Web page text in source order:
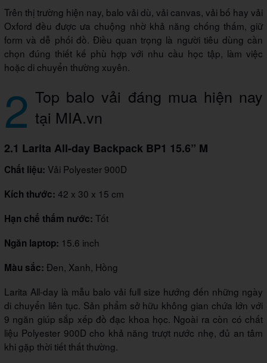
Trên thị trường hiện nay, balo vải dù, vải canvas, vải bố hay vải
Oxford đều được ưa chuộng nhờ khả năng chống thấm, giữ
form và dễ phối đồ. Điều quan trọng là người tiêu dùng cần
chọn đúng thiết kế phù hợp với nhu cầu học tập, làm việc
hoặc di chuyển thường xuyên.
2 Top balo vải đáng mua hiện nay
tại MIA.vn
2.1 Larita All-day Backpack BP1 15.6” M
Chất liệu: Vải Polyester 900D
Kích thước: 42 x 30 x 15 cm
Hạn chế thấm nước: Tốt
Ngăn laptop: 15.6 inch
Màu sắc: Đen, Xanh, Hồng
Larita All-day là mẫu balo vải full size hướng đến những ngày
di chuyển liên tục. Sản phẩm sở hữu không gian chứa lớn với
9 ngăn giúp sắp xếp đồ đạc khoa học. Ngoài ra còn có chất
liệu Polyester 900D cho khả năng trượt nước nhẹ, đủ an tâm
khi gặp thời tiết thất thường.